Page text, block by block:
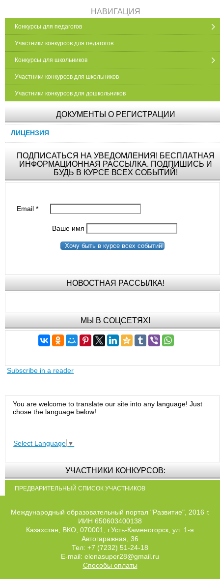
НАВИГАЦИЯ
Конкурсы для педагогов
Участники конкурсов для педагогов
Конкурсы для школьников
Участники конкурсов для школьников
Участники конкурсов для дошкольников
ДОКУМЕНТЫ О РЕГИСТРАЦИИ
ЛИЦЕНЗИЯ
ПОДПИСАТЬСЯ НА УВЕДОМЛЕНИЯ! БЕСПЛАТНАЯ
ИНФОРМАЦИОННАЯ РАССЫЛКА. ПОДПИШИСЬ И
БУДЬ В КУРСЕ ВСЕХ СОБЫТИЙ!
Email*
Ваше имя
Хочу быть в курсе всех событий!
НОВОСТНАЯ РАССЫЛКА!
МЫ В СОЦСЕТЯХ!
Subscribe in a reader
You are welcome to translate our site into any language! Just
chose the language below!
Select Language ▼
УЧАСТНИКИ КОНКУРСОВ:
ПРЕДВАРИТЕЛЬНЫЙ СПИСОК УЧАСТНИКОВ
Международный образовательный портал "Развитие", 2016 г.
ИИН 650603400138
Казахстан, ВКО, 070001, г.Усть-Каменогорск, ул. 1-я
Автогаражная, 36
Тел: +7 (7232) 51-24-18
E-mail: elenasuper28@gmail.ru
Способы оплаты